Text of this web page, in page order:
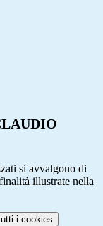
si avvalgono di
illustrate nella
i cookies